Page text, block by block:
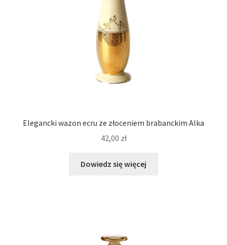
Elegancki wazon ecru ze złoceniem brabanckim Alka
42,00 zł
Dowiedz się więcej